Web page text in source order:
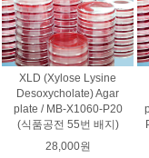
XLD (Xylose Lysine
Desoxycholate) Agar
plate / MB-X1060-P20
(식품공전 55번 배지)
28,000원